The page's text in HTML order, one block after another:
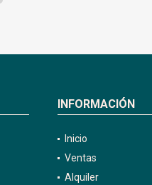
INFORMACIÓN
Inicio
Ventas
Alquiler